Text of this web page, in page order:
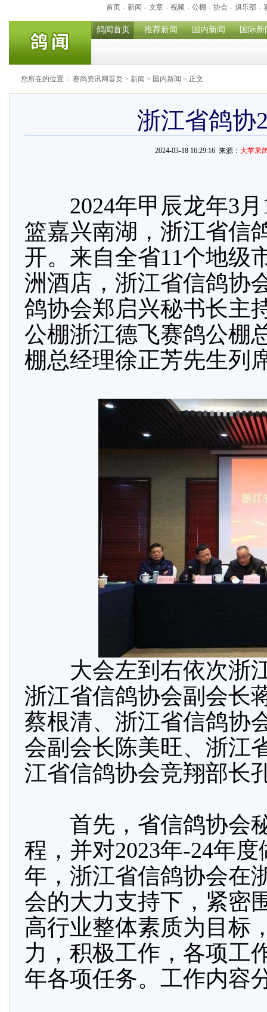
首页 - 新闻 - 文章 - 视频 - 公棚 - 协会 - 俱乐部 -
鸽闻首页 推荐新闻 国内新闻 国际新
您所在的位置： 赛鸽资讯网首页 > 新闻 > 国内新闻 > 正文
浙江省鸽协
2024-03-18 16:29:16 来源： 大苹果
2024年甲辰龙年3月
篮嘉兴南湖，浙江省信
开。来自全省11个地级
洲酒店，浙江省信鸽协
鸽协会郑启兴秘书长主
公棚浙江德飞赛鸽公棚
棚总经理徐正芳先生列
大会左到右依次浙江
浙江省信鸽协会副会长
蔡根清、浙江省信鸽协
会副会长陈美旺、浙江
江省信鸽协会竞翔部长
首先，省信鸽协会秘
程，并对2023年-24年
年，浙江省信鸽协会在
会的大力支持下，紧密
高行业整体素质为目标
力，积极工作，各项工
年各项任务。工作内容